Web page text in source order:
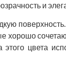
и
хорошо
цвета